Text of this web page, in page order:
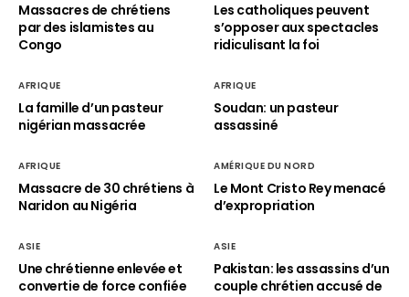
Massacres de chrétiens
par des islamistes au
Congo
Les catholiques peuvent
s’opposer aux spectacles
ridiculisant la foi
AFRIQUE
La famille d’un pasteur
nigérian massacrée
AFRIQUE
Soudan: un pasteur
assassiné
AFRIQUE
Massacre de 30 chrétiens à
Naridon au Nigéria
AMÉRIQUE DU NORD
Le Mont Cristo Rey menacé
d’expropriation
ASIE
Une chrétienne enlevée et
convertie de force confiée
ASIE
Pakistan: les assassins d’un
couple chrétien accusé de